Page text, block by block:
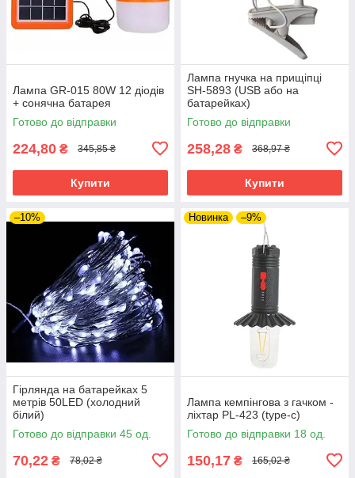
Лампа GR-015 80W 12 діодів
+ сонячна батарея
Готово до відправки
224,80 ₴ 345,85 ₴
Купити
Лампа гнучка на прищіпці
SH-5893 (USB або на
батарейках)
Готово до відправки
258,28 ₴ 368,97 ₴
Купити
–10%
Гірлянда на батарейках 5
метрів 50LED (холодний
білий)
Готово до відправки 45 од.
70,22 ₴ 78,02 ₴
Новинка –9%
Лампа кемпінгова з гачком -
ліхтар PL-423 (type-c)
Готово до відправки 18 од.
150,17 ₴ 165,02 ₴